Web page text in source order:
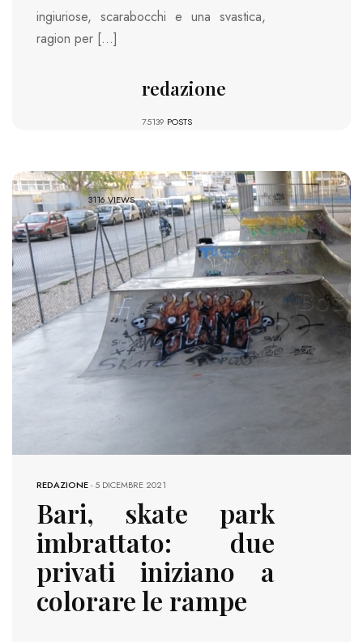
ingiuriose, scarabocchi e una svastica,
ragion per […]
redazione
75139 POSTS
3116 VIEWS
REDAZIONE-5 DICEMBRE 2021
Bari, skate park
imbrattato: due
privati iniziano a
colorare le rampe